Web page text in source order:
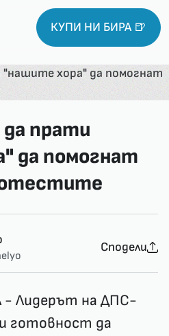
КУПИ НИ БИРА 🍺
да прати
да помогнат
Сподели
- ​Лидерът на ДПС-
готовност да